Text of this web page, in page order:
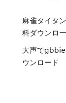
麻雀タイタ
料ダウンロ
大声で
ウンロード